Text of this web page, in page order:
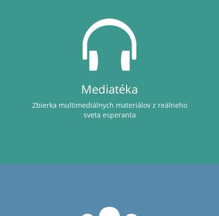
Mediatéka
Zbierka multimediálnych materiálov z reálneho
sveta esperanta